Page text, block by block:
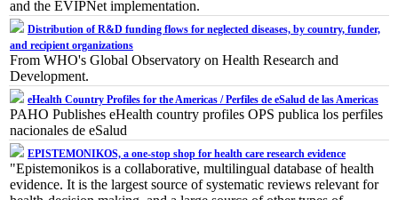
and the EVIPNet implementation.
Distribution of R&D funding flows for neglected diseases, by country, funder,
and recipient organizations
From WHO's Global Observatory on Health Research and
Development.
eHealth Country Profiles for the Americas / Perfiles de eSalud de las Americas
PAHO Publishes eHealth country profiles OPS publica los perfiles
nacionales de eSalud
EPISTEMONIKOS, a one-stop shop for health care research evidence
"Epistemonikos is a collaborative, multilingual database of health
evidence. It is the largest source of systematic reviews relevant for